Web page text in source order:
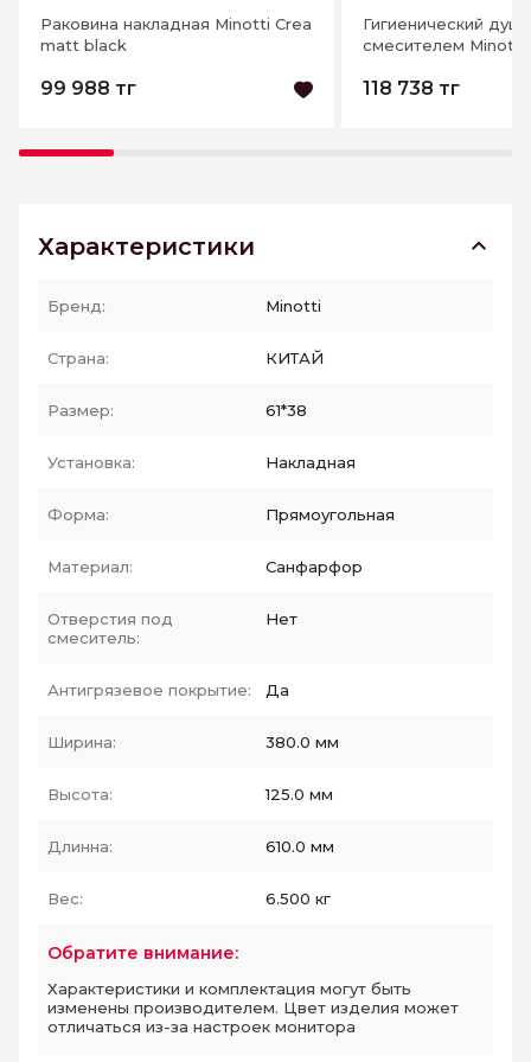
Раковина накладная Minotti Crea
matt black
99 988 тг
Гигиенический душ
смесителем Minotti
118 738 тг
Характеристики
Бренд: Minotti
Страна: КИТАЙ
Размер: 61*38
Установка: Накладная
Форма: Прямоугольная
Материал: Санфарфор
Отверстия под
смеситель:
Нет
Антигрязевое покрытие: Да
Ширина: 380.0 мм
Высота: 125.0 мм
Длинна: 610.0 мм
Вес: 6.500 кг
Обратите внимание:
Характеристики и комплектация могут быть
изменены производителем. Цвет изделия может
отличаться из-за настроек монитора